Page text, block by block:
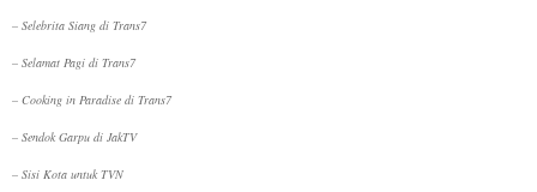
– Selebrita Siang di Trans7
– Selamat Pagi di Trans7
– Cooking in Paradise di Trans7
– Sendok Garpu di JakTV
– Sisi Kota untuk TVN